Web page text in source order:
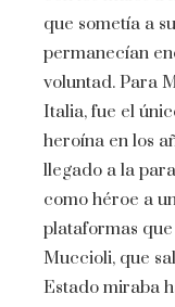
que sometía a
permanecían
voluntad. Para
Italia, fue el
heroína en los
llegado a la
como héroe a
plataformas
Muccioli, que
Estado miraba